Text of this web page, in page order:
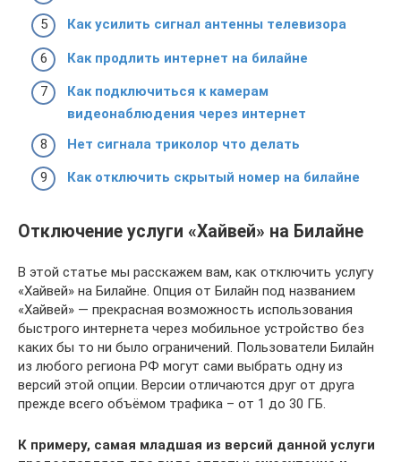
Как усилить сигнал антенны телевизора
Как продлить интернет на билайне
Как подключиться к камерам
видеонаблюдения через интернет
Нет сигнала триколор что делать
Как отключить скрытый номер на билайне
Отключение услуги «Хайвей» на Билайне
В этой статье мы расскажем вам, как отключить услугу
«Хайвей» на Билайне. Опция от Билайн под названием
«Хайвей» — прекрасная возможность использования
быстрого интернета через мобильное устройство без
каких бы то ни было ограничений. Пользователи Билайн
из любого региона РФ могут сами выбрать одну из
версий этой опции. Версии отличаются друг от друга
прежде всего объёмом трафика – от 1 до 30 ГБ.
К примеру, самая младшая из версий данной услуги